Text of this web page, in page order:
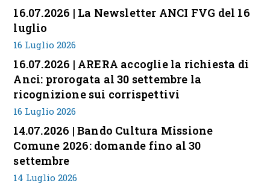
16.07.2026 | La Newsletter ANCI FVG del 16
luglio
16 Luglio 2026
16.07.2026 | ARERA accoglie la richiesta di
Anci: prorogata al 30 settembre la
ricognizione sui corrispettivi
16 Luglio 2026
14.07.2026 | Bando Cultura Missione
Comune 2026: domande fino al 30
settembre
14 Luglio 2026